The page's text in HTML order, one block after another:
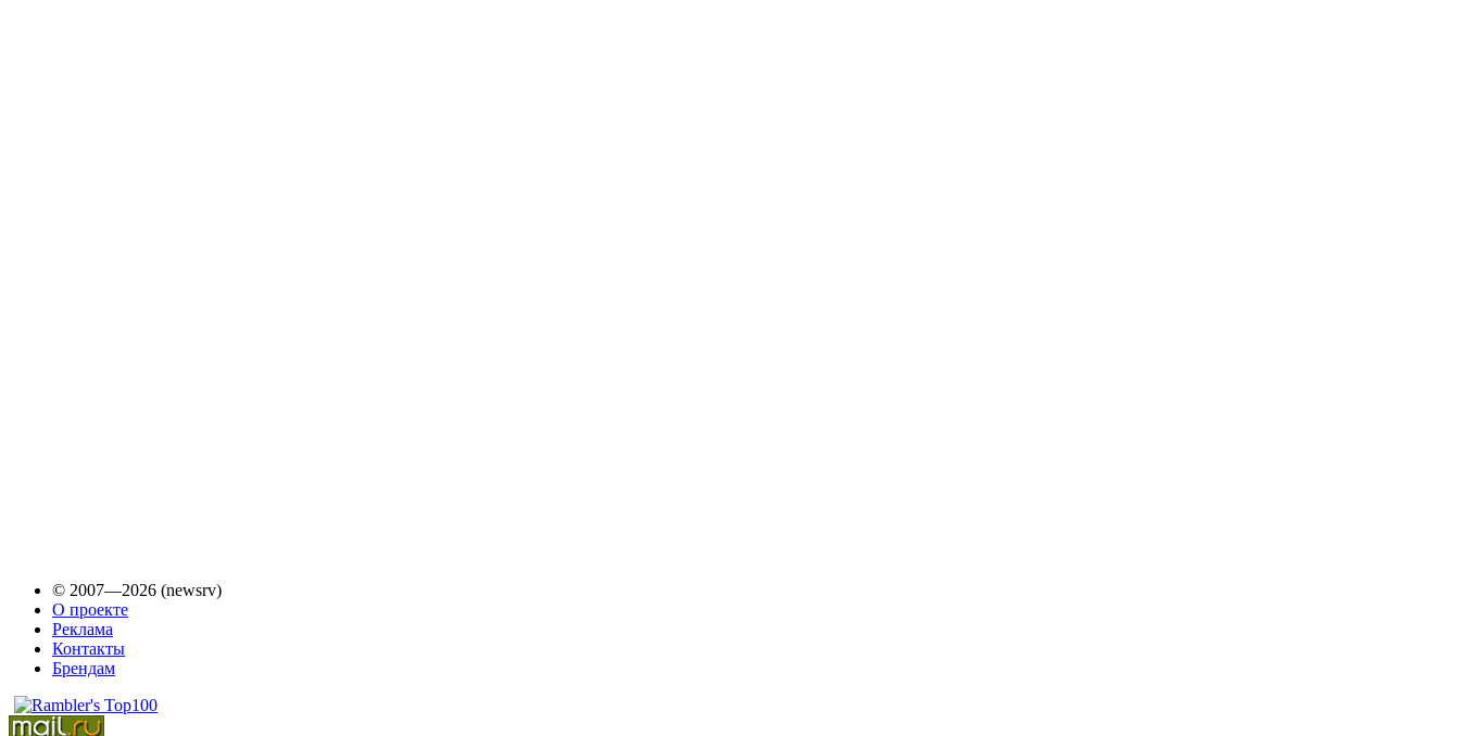
© 2007—2026 (newsrv)
О проекте
Реклама
Контакты
Брендам